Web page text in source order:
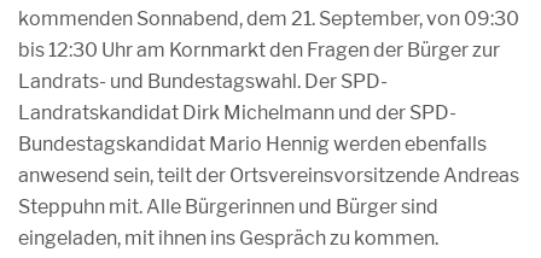
kommenden Sonnabend, dem 21. September, von 09:30
bis 12:30 Uhr am Kornmarkt den Fragen der Bürger zur
Landrats- und Bundestagswahl. Der SPD-
Landratskandidat Dirk Michelmann und der SPD-
Bundestagskandidat Mario Hennig werden ebenfalls
anwesend sein, teilt der Ortsvereinsvorsitzende Andreas
Steppuhn mit. Alle Bürgerinnen und Bürger sind
eingeladen, mit ihnen ins Gespräch zu kommen.